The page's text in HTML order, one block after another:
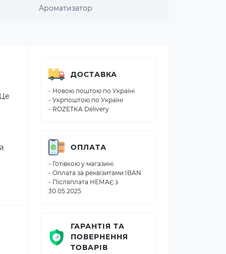
Ароматизатор
ДОСТАВКА
- Новою поштою по Україні
- Укрпоштою по Україні
- ROZETKA Delivery
ОПЛАТА
- Готівкою у магазині
- Оплата за реквізитами IBAN
- Післяплата НЕМАЄ з
30.05.2025
ГАРАНТІЯ ТА
ПОВЕРНЕННЯ
ТОВАРІВ